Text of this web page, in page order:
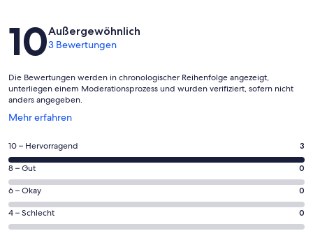
Bewertungen
10Außergewöhnlich
3 Bewertungen
Die Bewertungen werden in chronologischer Reihenfolge angezeigt,
unterliegen einem Moderationsprozess und wurden verifiziert, sofern nicht
anders angegeben.
Mehr erfahren
Wird
einem
neuen
Fenster
geöffnet
3
von
insgesamt
3
Gästebewertungen
haben
10 – Hervorragend 3
0
von
insgesamt
3
Gästebewertungen
8 – Gut 0
0
von
insgesamt
6 – Okay 0
0
4 – Schlecht 0